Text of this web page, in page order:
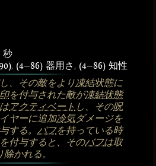
秒
, (4—86) 器用さ, (4—86) 知性
、その敵をより凍結状態に
を付与された敵が凍結状態
はアクティベート し、その呪
ヤーに追加冷気ダメージを
する。 バフを持っている時
を付与すると、そのバフは取
除かれる。